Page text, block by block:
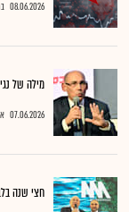
08.06.2026
מילה של נגיד
07.06.2026
חצי שנה